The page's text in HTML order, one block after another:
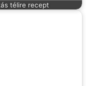
télire recept